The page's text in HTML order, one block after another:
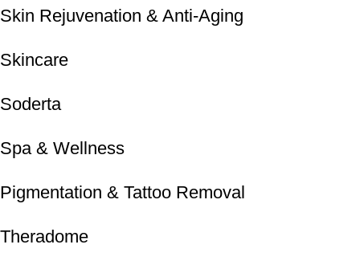
Skin Rejuvenation & Anti-Aging
Skincare
Soderta
Spa & Wellness
Pigmentation & Tattoo Removal
Theradome